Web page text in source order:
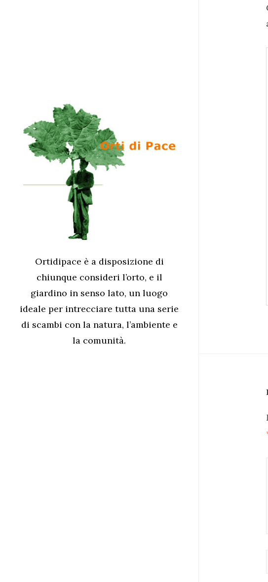
Ortidipace è a disposizione di
chiunque consideri l’orto, e il
giardino in senso lato, un luogo
ideale per intrecciare tutta una serie
di scambi con la natura, l’ambiente e
la comunità.